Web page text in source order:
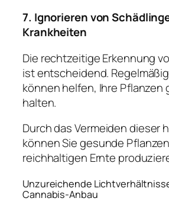
7. Ignorieren von
Krankheiten
Die rechtzeitige Erkennung
ist entscheidend.
können helfen, Ihre Pflanzen
halten.
Durch das Vermeiden dieser
können Sie gesunde
reichhaltigen Ernte
Unzureichende
Cannabis-Anbau